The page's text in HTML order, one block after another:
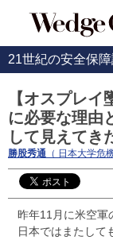
21世紀の安全保
【オスプレ
に必要な理由
して見えてき
勝股秀通 （ 日本大学危
昨年11月に米空軍
日本ではまたして